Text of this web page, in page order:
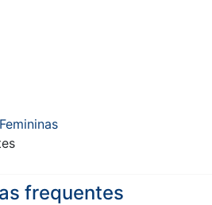
frequentes